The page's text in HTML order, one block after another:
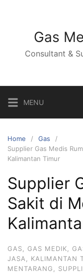
Gas
Consultant &
MENU
Home
Gas
Supplier Gas Medis
Kalimantan Timur
Supplier
Sakit di
GAS GAS MEDIK
JASA
KALIMANTAN
MENTARANG